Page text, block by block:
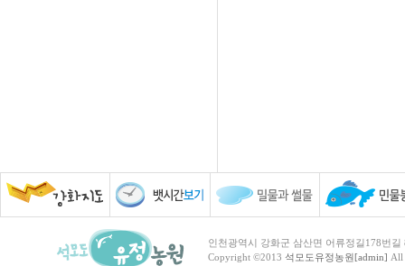
인천광역시 강화군 삼산면 어류정길178번
Copyright ©2013 석모도유정농원[admin] All